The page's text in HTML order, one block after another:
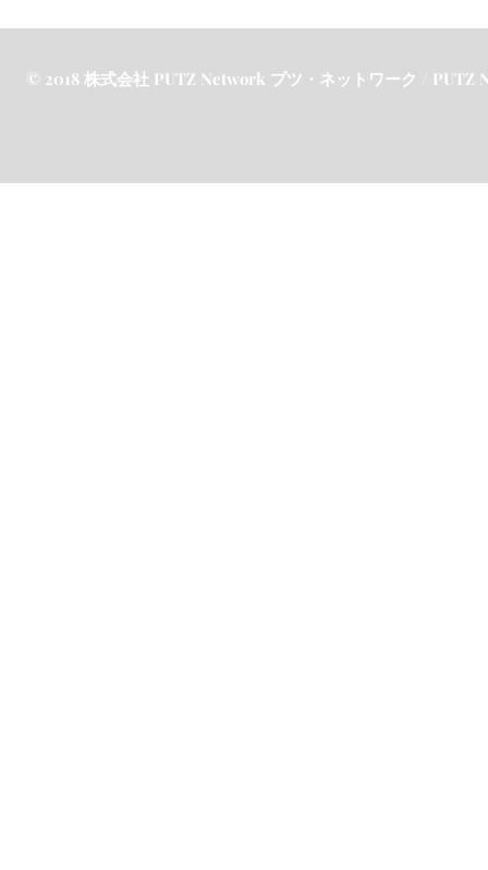
© 2018 株式会社 PUTZ Network プツ・ネットワーク /